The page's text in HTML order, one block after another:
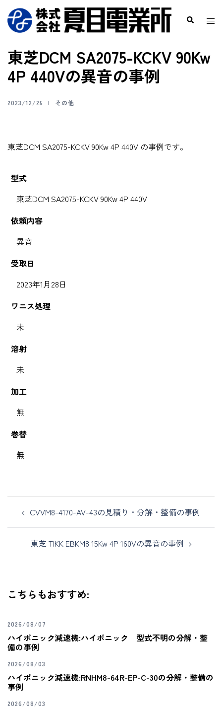
東芝DCM SA2075-KCKV 90Kw
4P 440Vの異音の事例
2023/12/25 その他
東芝DCM SA2075-KCKV 90Kw 4P 440V の事例です。
型式
東芝DCM SA2075-KCKV 90Kw 4P 440V
依頼内容
異音
受取日
2023年1月28日
ワニス処理
未
溶射
未
加工
無
巻替
無
CVVM8-4170-AV-43の見積り・分解・整備の事例
東芝 TIKK EBKM8 15Kw 4P 160Vの異音の事例
こちらもおすすめ:
2026/08/07
ハイポニック減速機:ハイポニック 型式不明の分解・整
備の事例
2026/08/03
ハイポニック減速機:RNHM8-64R-EP-C-30の分解・整備の
事例
2026/08/03